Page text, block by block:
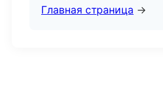
Главная страница →